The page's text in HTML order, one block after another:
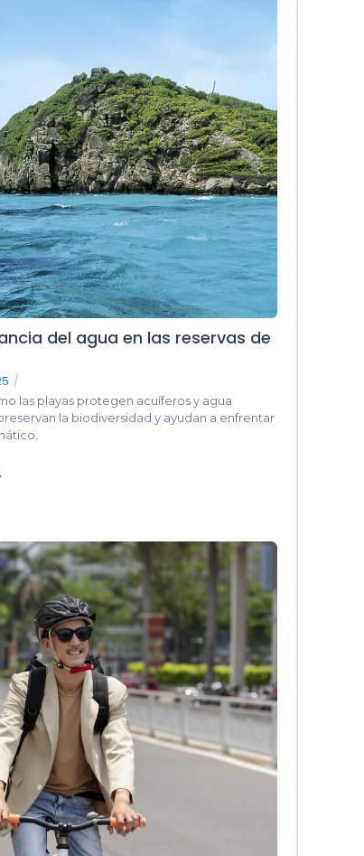
del agua en las reservas de
/
las playas protegen acuíferos y agua
la biodiversidad y ayudan a enfrentar